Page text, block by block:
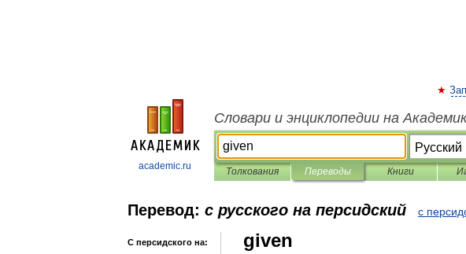
academic.ru
Словари и энциклопедии на
Толкования Переводы Книги
Перевод: с русского на персидский с
С персидского на: given